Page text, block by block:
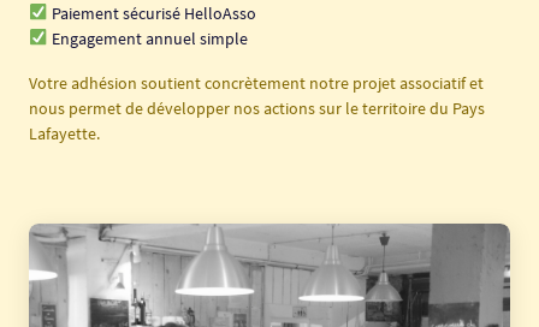
Paiement sécurisé HelloAsso
Engagement annuel simple
Votre adhésion soutient concrètement notre projet associatif et
nous permet de développer nos actions sur le territoire du Pays
Lafayette.